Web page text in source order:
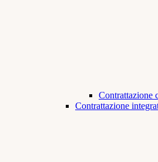
Contrattazione
Contrattazione